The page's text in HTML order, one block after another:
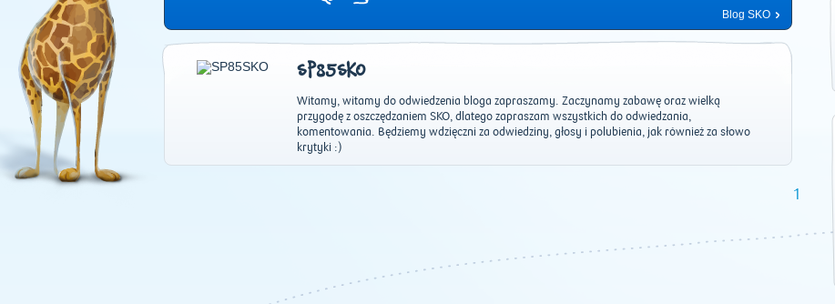
Blog SKO
SP85SKO
Witamy, witamy do odwiedzenia bloga zapraszamy. Zaczynamy zabawę oraz wielką
przygodę z oszczędzaniem SKO, dlatego zapraszam wszystkich do odwiedzania,
komentowania. Będziemy wdzięczni za odwiedziny, głosy i polubienia, jak również za słowo
krytyki :)
1